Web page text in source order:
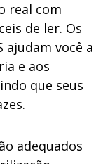
real com
de ler. Os
ajudam você a
e aos
que seus
adequados